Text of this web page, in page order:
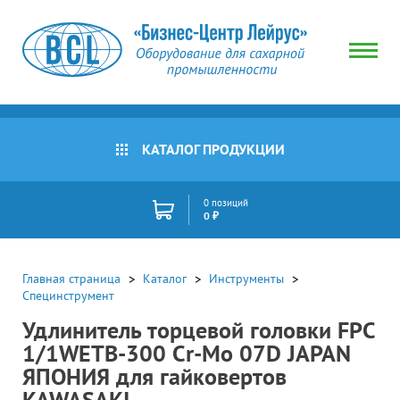
КАТАЛОГ ПРОДУКЦИИ
0 позиций
0 ₽
Главная страница Каталог
Инструменты
Специнструмент
Удлинитель торцевой головки FPC
1/1WETB-300 Cr-Mo 07D JAPAN
ЯПОНИЯ для гайковертов